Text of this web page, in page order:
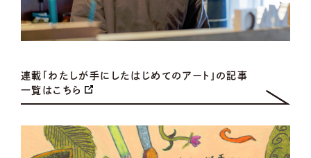
連載「わたしが手にしたはじめてのアート」の記事
一覧はこちら